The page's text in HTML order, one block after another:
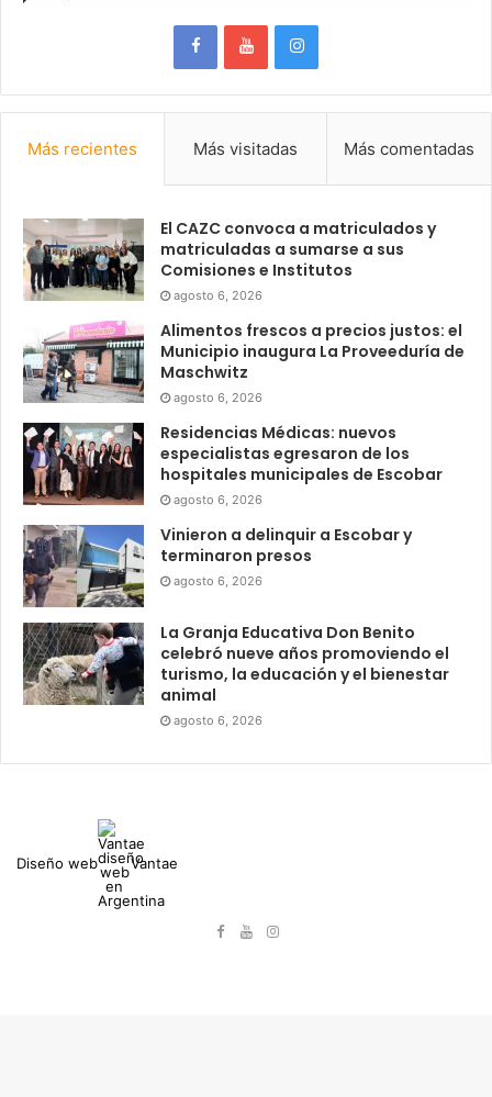
Más recientes Más visitadas Más comentadas
El CAZC convoca a matriculados y
matriculadas a sumarse a sus
Comisiones e Institutos
agosto 6, 2026
Alimentos frescos a precios justos: el
Municipio inaugura La Proveeduría de
Maschwitz
agosto 6, 2026
Residencias Médicas: nuevos
especialistas egresaron de los
hospitales municipales de Escobar
agosto 6, 2026
Vinieron a delinquir a Escobar y
terminaron presos
agosto 6, 2026
La Granja Educativa Don Benito
celebró nueve años promoviendo el
turismo, la educación y el bienestar
animal
agosto 6, 2026
Diseño web Vantae